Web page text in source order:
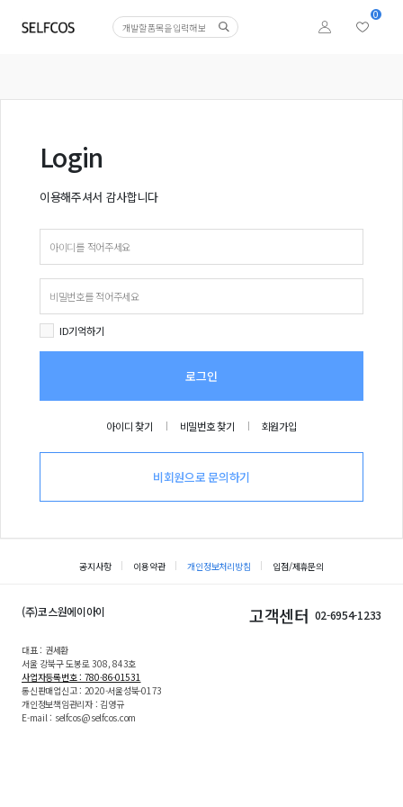
0
Login
이용해주셔서 감사합니다
ID기억하기
로그인
아이디 찾기 비밀번호 찾기 회원가입
비회원으로 문의하기
공지사항 이용약관 개인정보처리방침 입점/제휴문의
(주)코스원에이아이
대표 : 권세환
서울 강북구 도봉로 308, 843호
사업자등록번호 : 780-86-01531
통신판매업신고 : 2020-서울성북-0173
개인정보책임관리자 : 김영규
E-mail : selfcos@selfcos.com
고객센터 02-6954-1233